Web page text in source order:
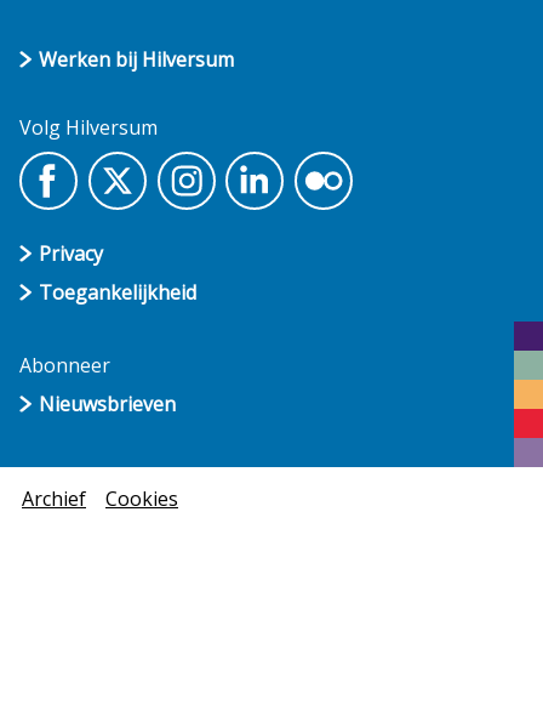
Werken bij Hilversum
Volg Hilversum
Privacy
Toegankelijkheid
Abonneer
Nieuwsbrieven
Archief Cookies